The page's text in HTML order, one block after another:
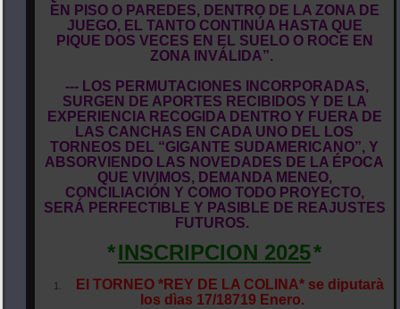
EN PISO O PAREDES, DENTRO DE LA ZONA DE
JUEGO, EL TANTO CONTINÚA HASTA QUE
PIQUE DOS VECES EN EL SUELO O ROCE EN
ZONA INVÁLIDA”.
--- LOS PERMUTACIONES INCORPORADAS,
SURGEN DE APORTES RECIBIDOS Y DE LA
EXPERIENCIA RECOGIDA DENTRO Y FUERA DE
LAS CANCHAS EN CADA UNO DEL LOS
TORNEOS DEL “GIGANTE SUDAMERICANO”, Y
ABSORVIENDO LAS NOVEDADES DE LA ÉPOCA
QUE VIVIMOS, DEMANDA MENEO,
CONCILIACIÓN Y COMO TODO PROYECTO,
SERÁ PERFECTIBLE Y PASIBLE DE REAJUSTES
FUTUROS.
*INSCRIPCION 2025*
El TORNEO *REY DE LA COLINA* se diputarà
los dìas 17/18719 Enero.